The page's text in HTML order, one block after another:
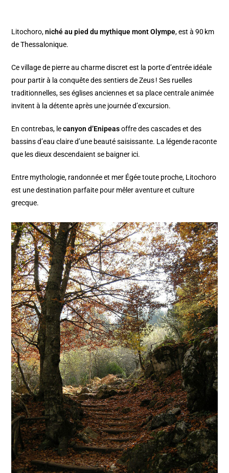
Litochoro,niché au pied du mythique mont Olympe, est à 90 km
de Thessalonique.
Ce village de pierre au charme discret est la porte d’entrée idéale
pour partir à la conquête des sentiers de Zeus ! Ses ruelles
traditionnelles, ses églises anciennes et sa place centrale animée
invitent à la détente après une journée d’excursion.
En contrebas, lecanyon d’Enipeasoffre des cascades et des
bassins d’eau claire d’une beauté saisissante. La légende raconte
que les dieux descendaient se baigner ici.
Entre mythologie, randonnée et mer Égée toute proche, Litochoro
est une destination parfaite pour mêler aventure et culture
grecque.